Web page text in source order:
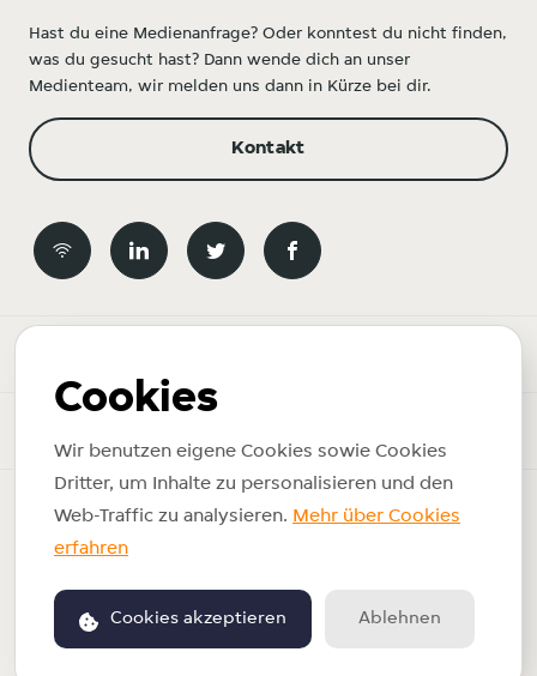
Hast du eine Medienanfrage? Oder konntest du nicht finden,
was du gesucht hast? Dann wende dich an unser
Medienteam, wir melden uns dann in Kürze bei dir.
Kontakt
Copyright © 2026 Just Eat Takeaway.com. Alle Rechte
Impressum
Betrieben von PR.co
Cookies
Wir benutzen eigene Cookies sowie Cookies
Dritter, um Inhalte zu personalisieren und den
Web-Traffic zu analysieren. Mehr über Cookies
erfahren
Cookies akzeptieren Ablehnen